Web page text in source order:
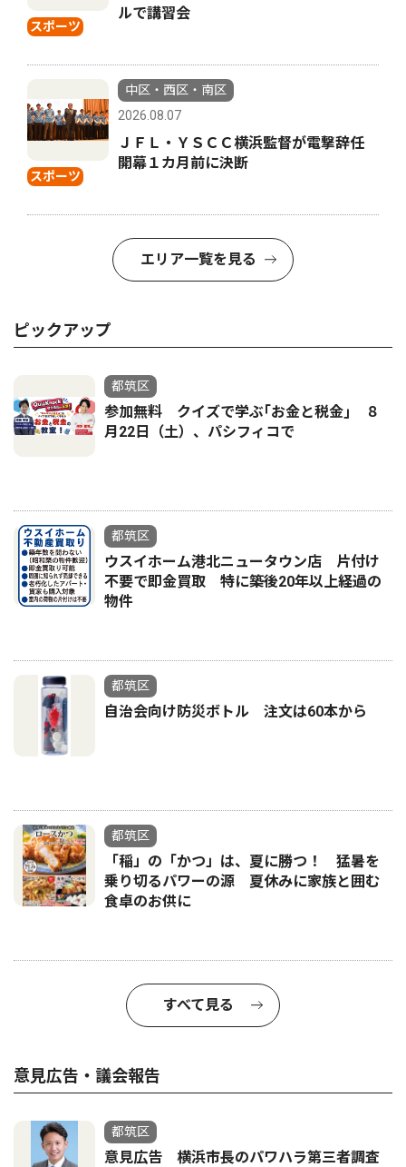
スポーツ
ルで講習会
スポーツ
中区・西区・南区
2026.08.07
ＪＦＬ・ＹＳＣＣ横浜監督が電撃辞任
開幕１カ月前に決断
エリア一覧を見る
ピックアップ
都筑区
参加無料 クイズで学ぶ｢お金と税金｣ ８
月22日（土）、パシフィコで
都筑区
ウスイホーム港北ニュータウン店 片付け
不要で即金買取 特に築後20年以上経過の
物件
都筑区
自治会向け防災ボトル 注文は60本から
都筑区
「稲」の「かつ」は、夏に勝つ！ 猛暑を
乗り切るパワーの源 夏休みに家族と囲む
食卓のお供に
すべて見る
意見広告・議会報告
都筑区
意見広告 横浜市長のパワハラ第三者調査